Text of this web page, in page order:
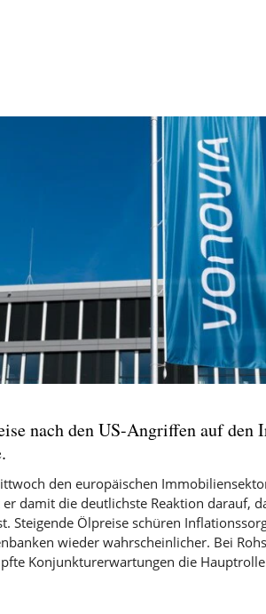
nach den US-Angriffen auf den
den europäischen
damit die deutlichste Reaktion darauf,
Steigende Ölpreise schüren
wieder wahrscheinlicher. Bei
Konjunkturerwartungen die